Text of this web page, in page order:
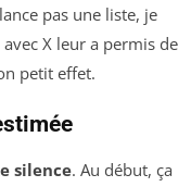
pas une liste, je
X leur a permis de
petit effet.
silence. Au début, ça